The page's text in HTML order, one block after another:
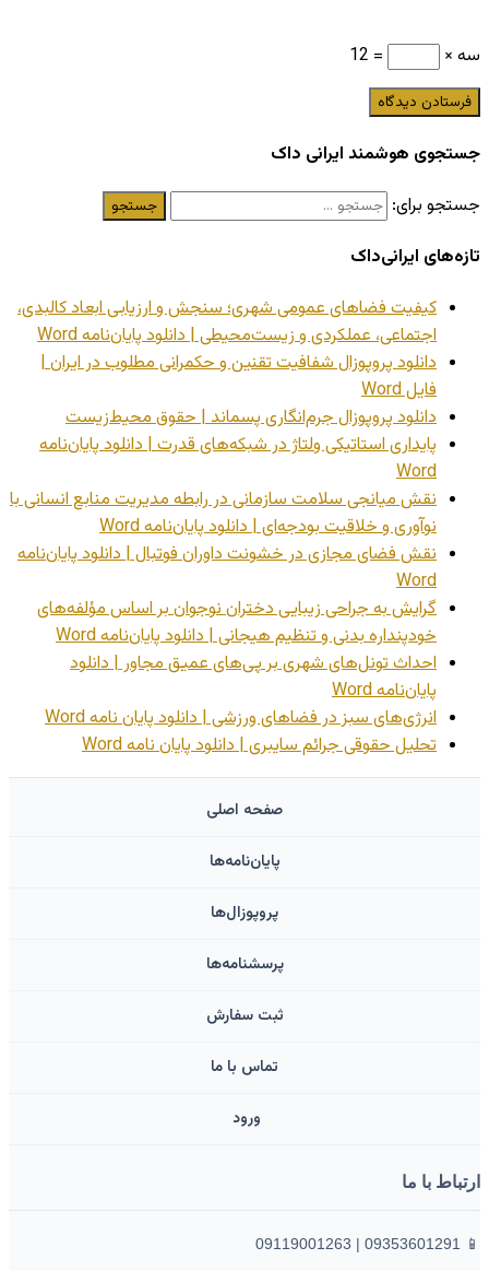
سه × = 12
جستجوی هوشمند ایرانی داک
جستجو برای:
تازه‌های ایرانی‌داک
کیفیت فضاهای عمومی شهری؛ سنجش و ارزیابی ابعاد کالبدی،
اجتماعی، عملکردی و زیست‌محیطی | دانلود پایان‌نامه Word
دانلود پروپوزال شفافیت تقنین و حکمرانی مطلوب در ایران |
فایل Word
دانلود پروپوزال جرم‌انگاری پسماند | حقوق محیط‌زیست
پایداری استاتیکی ولتاژ در شبکه‌های قدرت | دانلود پایان‌نامه
Word
نقش میانجی سلامت سازمانی در رابطه مدیریت منابع انسانی با
نوآوری و خلاقیت بودجه‌ای | دانلود پایان‌نامه Word
نقش فضای مجازی در خشونت داوران فوتبال | دانلود پایان‌نامه
Word
گرایش به جراحی زیبایی دختران نوجوان بر اساس مؤلفه‌های
خودپنداره بدنی و تنظیم هیجانی | دانلود پایان‌نامه Word
احداث تونل‌های شهری بر پی‌های عمیق مجاور | دانلود
پایان‌نامه Word
انرژی‌های سبز در فضاهای ورزشی | دانلود پایان نامه Word
تحلیل حقوقی جرائم سایبری | دانلود پایان نامه Word
صفحه اصلی
پایان‌نامه‌ها
پروپوزال‌ها
پرسشنامه‌ها
ثبت سفارش
تماس با ما
ورود ‌
ارتباط با ما
📱 09353601291 | 09119001263